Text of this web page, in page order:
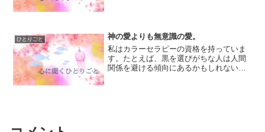
スーパーボールすくいだけ...
ひとりごと
神の愛よりも無意識の愛。
私はカラーセラピーの資格を持っていま
す。たとえば、黒を選びがちな人は人間
関係を避ける傾向にあるかもしれない